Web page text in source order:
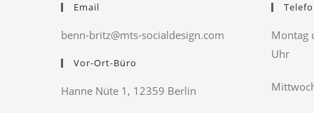
Email
benn-britz@mts-socialdesign.com
Vor-Ort-Büro
Hanne Nüte 1, 12359 Berlin
Montag
Uhr